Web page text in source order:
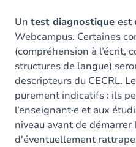
Un test diagnostique est
Webcampus. Certaines
(compréhension à l’écrit,
structures de langue)
descripteurs du CECRL.
purement indicatifs : ils
l’enseignant·e et aux
niveau avant de démarrer
d'éventuellement